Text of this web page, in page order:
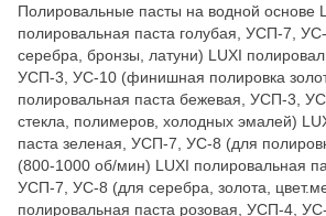
Полировальные пасты на водной основе
полировальная паста голубая, УСП-7, УС-
серебра, бронзы, латуни) LUXI
УСП-3, УС-10 (финишная полировка
полировальная паста бежевая, УСП-3,
стекла, полимеров, холодных эмалей)
паста зеленая, УСП-7, УС-8 (для
(800-1000 об/мин) LUXI полировальная
УСП-7, УС-8 (для серебра, золота,
полировальная паста розовая, УСП-4,